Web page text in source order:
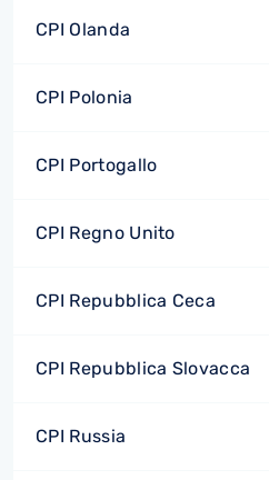
CPI Olanda
CPI Polonia
CPI Portogallo
CPI Regno Unito
CPI Repubblica Ceca
CPI Repubblica Slovacca
CPI Russia